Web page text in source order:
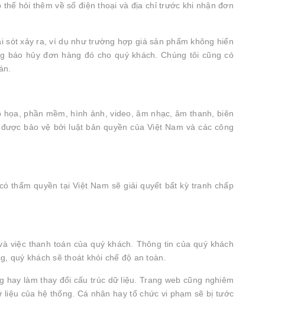
hỏi thêm về số điện thoại và địa chỉ trước khi nhận đơn
sót xảy ra, ví dụ như trường hợp giá sản phẩm không hiển
hủy đơn hàng đó cho quý khách. Chúng tôi cũng có
phần mềm, hình ảnh, video, âm nhạc, âm thanh, biên
bảo vệ bởi luật bản quyền của Việt Nam và các công
thẩm quyền tại Việt Nam sẽ giải quyết bất kỳ tranh chấp
việc thanh toán của quý khách. Thông tin của quý khách
quý khách sẽ thoát khỏi chế độ an toàn.
làm thay đổi cấu trúc dữ liệu. Trang web cũng nghiêm
của hệ thống. Cá nhân hay tổ chức vi phạm sẽ bị tước